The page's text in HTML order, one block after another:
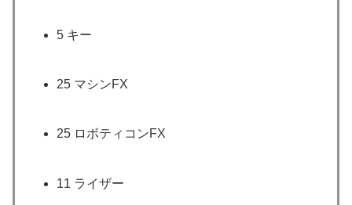
5 キー
25 マシンFX
25 ロボティコンFX
11 ライザー